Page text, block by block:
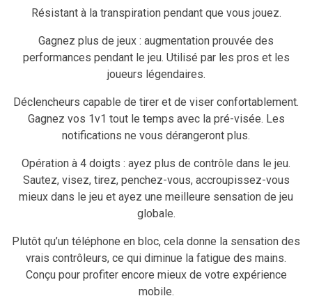
Résistant à la transpiration pendant que vous jouez.
Gagnez plus de jeux : augmentation prouvée des
performances pendant le jeu. Utilisé par les pros et les
joueurs légendaires.
Déclencheurs capable de tirer et de viser confortablement.
Gagnez vos 1v1 tout le temps avec la pré-visée. Les
notifications ne vous dérangeront plus.
Opération à 4 doigts : ayez plus de contrôle dans le jeu.
Sautez, visez, tirez, penchez-vous, accroupissez-vous
mieux dans le jeu et ayez une meilleure sensation de jeu
globale.
Plutôt qu’un téléphone en bloc, cela donne la sensation des
vrais contrôleurs, ce qui diminue la fatigue des mains.
Conçu pour profiter encore mieux de votre expérience
mobile.